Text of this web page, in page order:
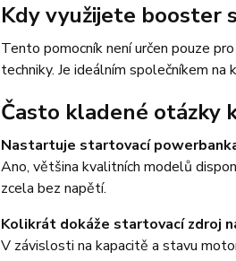
Kdy využijete booster
Tento pomocník není určen pouze
techniky. Je ideálním společníkem
Často kladené otázky
Nastartuje startovací
Ano, většina kvalitních modelů
zcela bez napětí.
Kolikrát dokáže startovací zdroj
V závislosti na kapacitě a stavu